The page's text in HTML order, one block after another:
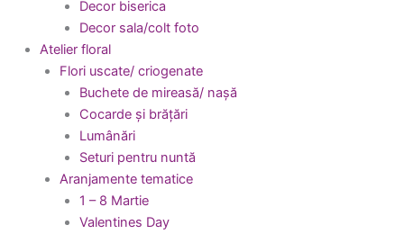
Decor biserica
Decor sala/colt foto
Atelier floral
Flori uscate/ criogenate
Buchete de mireasă/ nașă
Cocarde și brățări
Lumânări
Seturi pentru nuntă
Aranjamente tematice
1 – 8 Martie
Valentines Day